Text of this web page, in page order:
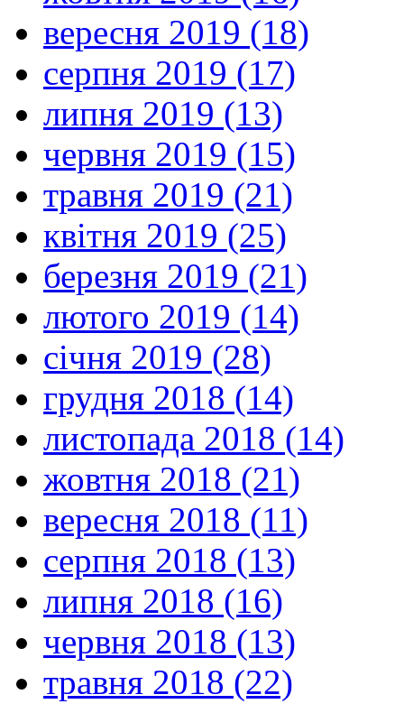
вересня 2019 (18)
серпня 2019 (17)
липня 2019 (13)
червня 2019 (15)
травня 2019 (21)
квітня 2019 (25)
березня 2019 (21)
лютого 2019 (14)
січня 2019 (28)
грудня 2018 (14)
листопада 2018 (14)
жовтня 2018 (21)
вересня 2018 (11)
серпня 2018 (13)
липня 2018 (16)
червня 2018 (13)
травня 2018 (22)